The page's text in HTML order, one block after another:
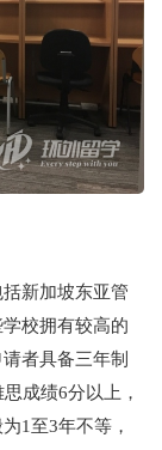
新加坡东亚管
校拥有较高的
者具备三年制
成绩6分以上，
1至3年不等，